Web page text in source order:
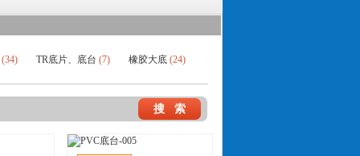
(34) TR底片、底台 (7) 橡胶大底 (24)